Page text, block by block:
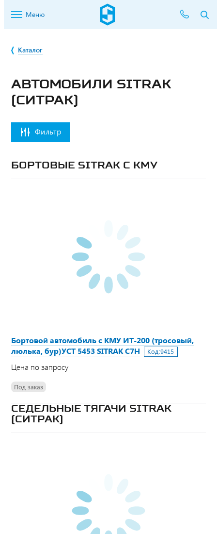
Меню
Каталог
АВТОМОБИЛИ SITRAK
(СИТРАК)
Фильтр
БОРТОВЫЕ SITRAK С КМУ
Бортовой автомобиль с КМУ ИТ-200 (тросовый,
люлька, бур)УСТ 5453 SITRAK C7H
Код:9415
Цена по запросу
Под заказ
СЕДЕЛЬНЫЕ ТЯГАЧИ SITRAK
(СИТРАК)